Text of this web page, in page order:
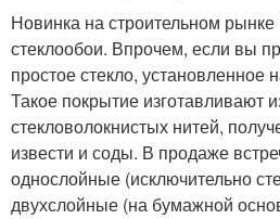
Новинка на строительном
стеклообои. Впрочем, если вы
простое стекло, установленное
Такое покрытие изготавливают
стекловолокнистых нитей,
извести и соды. В продаже
однослойные (исключительно
двухслойные (на бумажной